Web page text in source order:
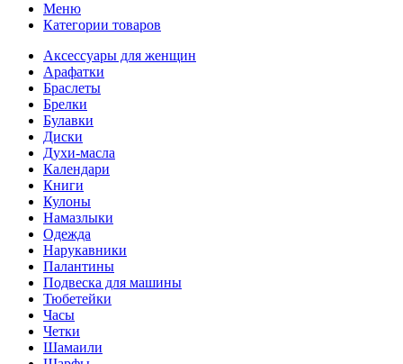
Меню
Категории товаров
Аксессуары для женщин
Арафатки
Браслеты
Брелки
Булавки
Диски
Духи-масла
Календари
Книги
Кулоны
Намазлыки
Одежда
Нарукавники
Палантины
Подвеска для машины
Тюбетейки
Часы
Четки
Шамаили